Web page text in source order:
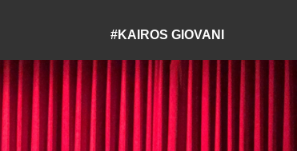
#KAIROS GIOVANI